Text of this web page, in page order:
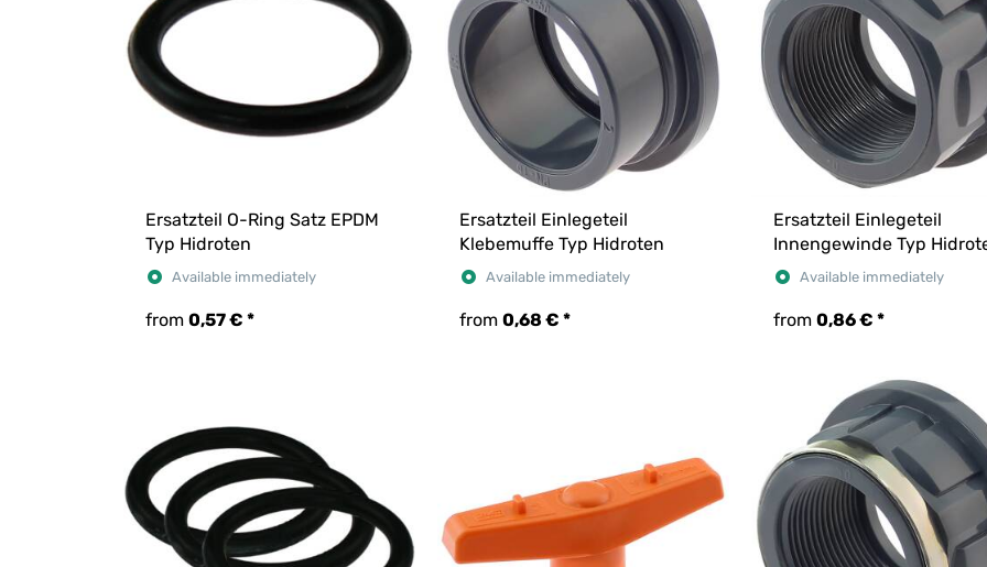
Ersatzteil O-Ring Satz EPDM
Typ Hidroten
Available immediately
from 0,57 € *
Ersatzteil Einlegeteil
Klebemuffe Typ Hidroten
Available immediately
from 0,68 € *
Ersatzteil Einlegeteil
Innengewinde Typ
Available immediately
from 0,86 € *